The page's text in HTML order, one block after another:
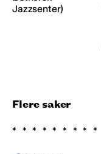
Flere saker